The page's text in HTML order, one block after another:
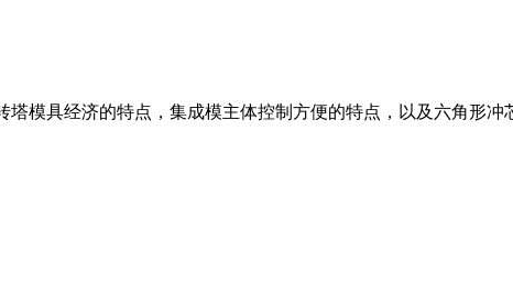
塔模具经济的特点，集成模主体控制方便的特点，以及六角形冲